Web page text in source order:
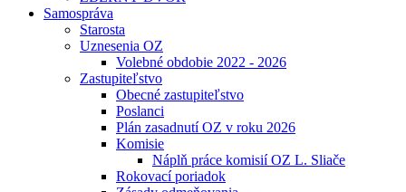
Samospráva
Starosta
Uznesenia OZ
Volebné obdobie 2022 - 2026
Zastupiteľstvo
Obecné zastupiteľstvo
Poslanci
Plán zasadnutí OZ v roku 2026
Komisie
Náplň práce komisií OZ L. Sliače
Rokovací poriadok